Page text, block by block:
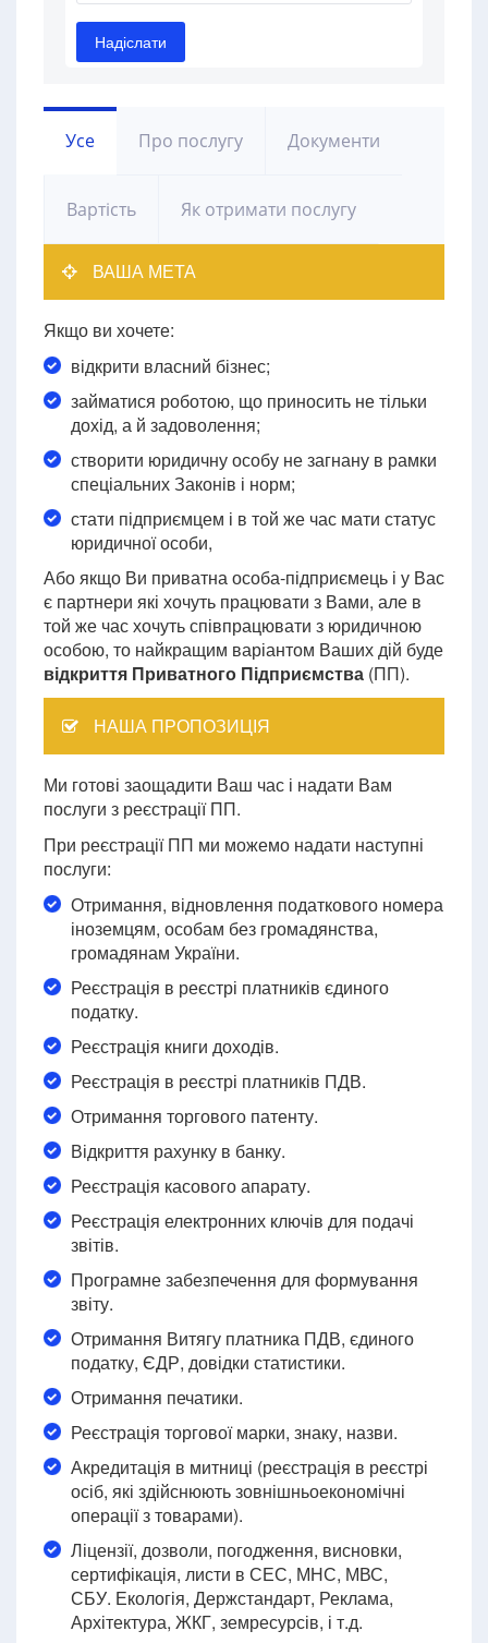
Усе Про послугу Документи
Вартість Як отримати послугу
ВАША МЕТА
Якщо ви хочете:
відкрити власний бізнес;
займатися роботою, що приносить не тільки
дохід, а й задоволення;
створити юридичну особу не загнану в рамки
спеціальних Законів і норм;
стати підприємцем і в той же час мати статус
юридичної особи,
Або якщо Ви приватна особа-підприємець і у Вас
є партнери які хочуть працювати з Вами, але в
той же час хочуть співпрацювати з юридичною
особою, то найкращим варіантом Ваших дій буде
відкриття Приватного Підприємства (ПП).
НАША ПРОПОЗИЦІЯ
Ми готові заощадити Ваш час і надати Вам
послуги з реєстрації ПП.
При реєстрації ПП ми можемо надати наступні
послуги:
Отримання, відновлення податкового номера
іноземцям, особам без громадянства,
громадянам України.
Реєстрація в реєстрі платників єдиного
податку.
Реєстрація книги доходів.
Реєстрація в реєстрі платників ПДВ.
Отримання торгового патенту.
Відкриття рахунку в банку.
Реєстрація касового апарату.
Реєстрація електронних ключів для подачі
звітів.
Програмне забезпечення для формування
звіту.
Отримання Витягу платника ПДВ, єдиного
податку, ЄДР, довідки статистики.
Отримання печатики.
Реєстрація торгової марки, знаку, назви.
Акредитація в митниці (реєстрація в реєстрі
осіб, які здійснюють зовнішньоекономічні
операції з товарами).
Ліцензії, дозволи, погодження, висновки,
сертифікація, листи в СЕС, МНС, МВС,
СБУ. Екологія, Держстандарт, Реклама,
Архітектура, ЖКГ, земресурсів, і т.д.